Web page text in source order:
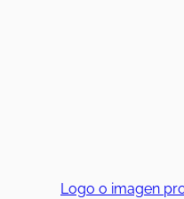
Logo o imagen